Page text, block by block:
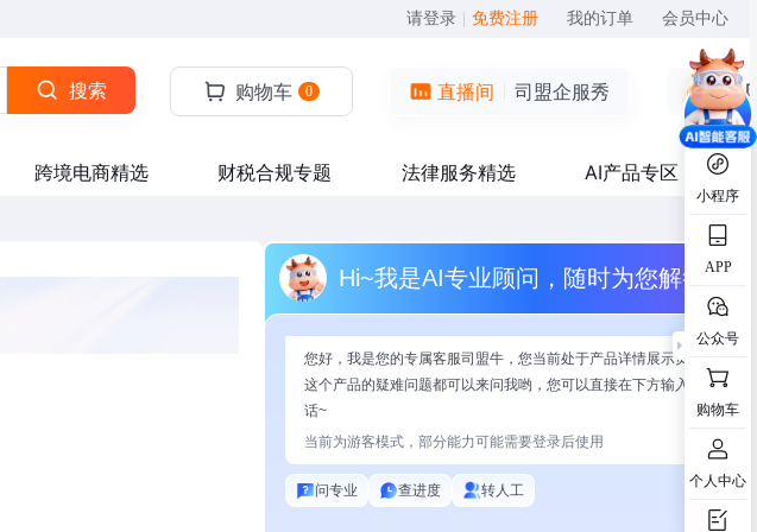
请登录 免费注册 我的订单 会员中心
小程序
APP
公众号
购物车
个人中心
搜索 购物车 0 直播间 司盟企服秀
跨境电商精选 财税合规专题 法律服务精选 AI产品专区
Hi~我是AI专业顾问，随时为您解答
您好，我是您的专属客服司盟牛，您当前处于产品详情展示页面，有关
这个产品的疑难问题都可以来问我哟，您可以直接在下方输入问题开始
话~
当前为游客模式，部分能力可能需要登录后使用
问专业 查进度 转人工